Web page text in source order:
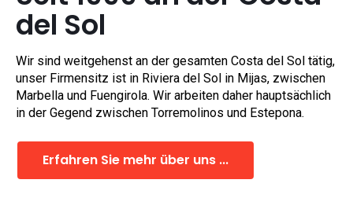
del Sol
Wir sind weitgehenst an der gesamten Costa del Sol tätig,
unser Firmensitz ist in Riviera del Sol in Mijas, zwischen
Marbella und Fuengirola. Wir arbeiten daher hauptsächlich
in der Gegend zwischen Torremolinos und Estepona.
Erfahren Sie mehr über uns ...